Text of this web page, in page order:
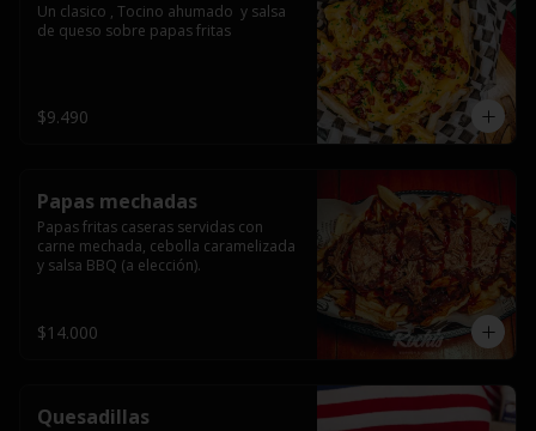
Un clasico , Tocino ahumado  y salsa
de queso sobre papas fritas
$9.490
Papas mechadas
Papas fritas caseras servidas con
carne mechada, cebolla caramelizada
y salsa BBQ (a elección).
$14.000
Quesadillas